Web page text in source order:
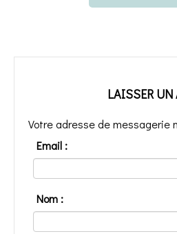
LAISSER UN
Votre adresse de messagerie
Email :
Nom :